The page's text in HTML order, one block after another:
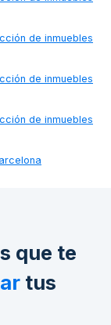
de inmuebles
de inmuebles
de inmuebles
que te
tus